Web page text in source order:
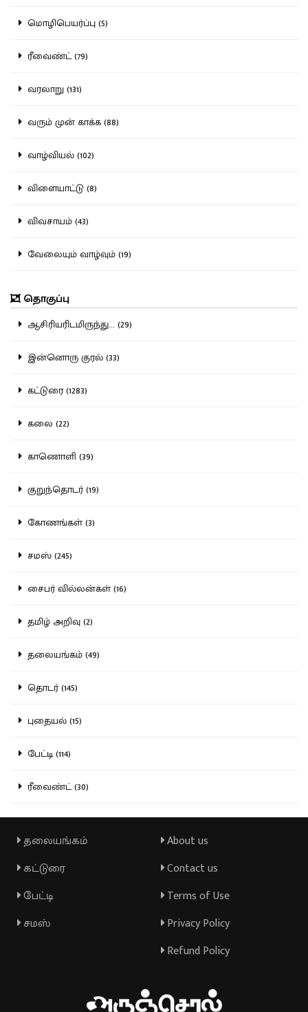
மொழிபெயர்ப்பு (5)
ரீவைண்ட் (79)
வரலாறு (131)
வரும் முன் காக்க (88)
வாழ்வியல் (102)
விளையாட்டு (8)
விவசாயம் (43)
வேலையும் வாழ்வும் (19)
தொகுப்பு
ஆசிரியரிடமிருந்து... (29)
இன்னொரு குரல் (33)
கட்டுரை (1283)
கலை (22)
காணொளி (39)
குறுந்தொடர் (19)
கோணங்கள் (3)
சமஸ் (245)
சைபர் வில்லன்கள் (16)
தமிழ் அறிவு (2)
தலையங்கம் (49)
தொடர் (145)
புதையல் (15)
பேட்டி (114)
ரீவைண்ட் (30)
தலையங்கம்
கட்டுரை
பேட்டி
சமஸ்
About us
Contact us
Terms of Use
Privacy Policy
Refund Policy